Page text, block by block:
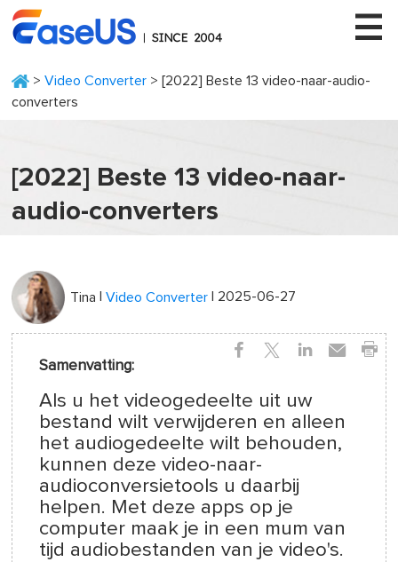
>Video Converter > [2022] Beste 13 video-naar-audio-
converters
[2022] Beste 13 video-naar-
audio-converters
Tina |Video Converter | 2025-06-27
Samenvatting:
Als u het videogedeelte uit uw
bestand wilt verwijderen en alleen
het audiogedeelte wilt behouden,
kunnen deze video-naar-
audioconversietools u daarbij
helpen. Met deze apps op je
computer maak je in een mum van
tijd audiobestanden van je video's.